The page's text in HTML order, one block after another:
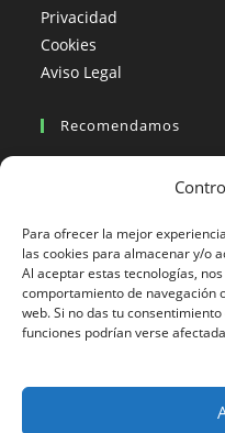
Para ofrecer la mejor
las cookies para almacenar y/o
Al aceptar estas tecnologías,
comportamiento de navegación
web. Si no das tu
funciones podrían verse
Privacidad
Cookies
Aviso Legal
Recomendamos
Viajes en moto
Blogs viajes en moto
Más Visto
Viajes en moto India